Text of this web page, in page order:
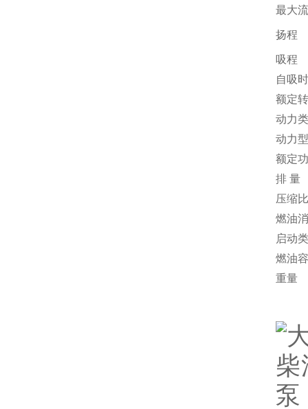
最大
扬程
吸程
自吸
额定
动力
动力
额定
排 量
压缩比
燃油
启动
燃油
重量